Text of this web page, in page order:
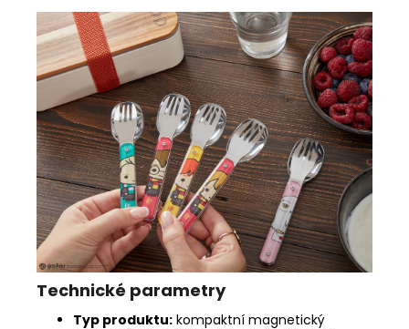
Technické parametry
Typ produktu: kompaktní magnetický